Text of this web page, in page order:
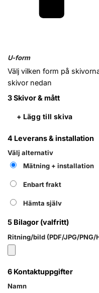
U-form
Välj vilken form på
skivor nedan
3Skivor & mått
+ Lägg till skiva
4 Leverans & installation
Välj alternativ
Mätning + installation
Enbart frakt
Hämta själv
5 Bilagor (valfritt)
Ritning/bild (PDF/JPG/PNG/
6 Kontaktuppgifter
Namn